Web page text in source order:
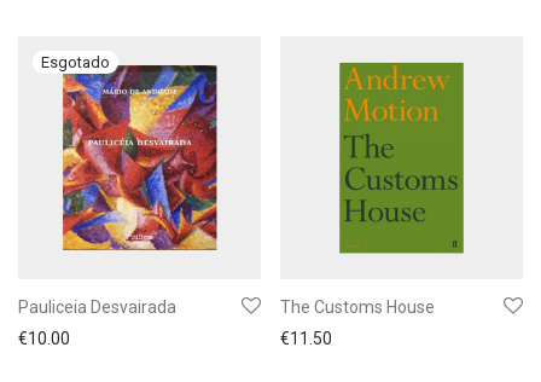
Pauliceia Desvairada
€10.00
The Customs House
€11.50